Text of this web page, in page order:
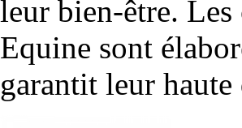
leur bien-être.
Equine sont
garantit leur haute